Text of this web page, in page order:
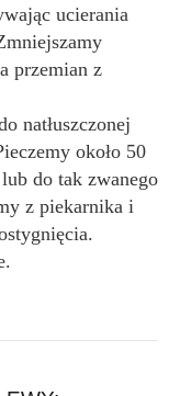
ucierania
przemian z
natłuszczonej
około 50
do tak zwanego
z piekarnika i